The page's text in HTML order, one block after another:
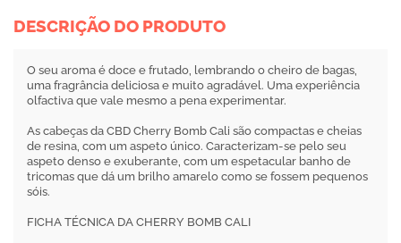
DESCRIÇÃO DO PRODUTO
O seu aroma é doce e frutado, lembrando o cheiro de bagas,
uma fragrância deliciosa e muito agradável. Uma experiência
olfactiva que vale mesmo a pena experimentar.
As cabeças da CBD Cherry Bomb Cali são compactas e cheias
de resina, com um aspeto único. Caracterizam-se pelo seu
aspeto denso e exuberante, com um espetacular banho de
tricomas que dá um brilho amarelo como se fossem pequenos
sóis.
FICHA TÉCNICA DA CHERRY BOMB CALI